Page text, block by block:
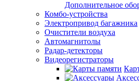
Дополнительное
Комбо-устройства
Электропривод багажника
Очистители воздуха
Автомагнитолы
Радар-детекторы
Видеорегистраторы